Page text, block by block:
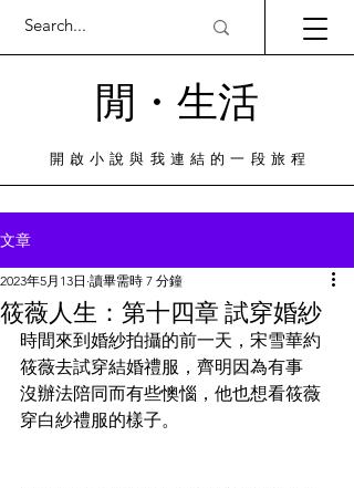
閒・​生活
​開啟小說與我連結的一段旅程
文章
筱薇人生：第十四章 試穿婚紗
2023年5月13日 讀畢需時 7 分鐘
時間來到婚紗拍攝的前一天，宋雪華約
筱薇去試穿結婚禮服，齊明因為有事
沒辦法陪同而有些懊惱，他也想看筱薇
穿白紗禮服的樣子。